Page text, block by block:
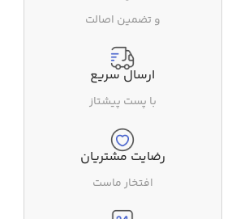
و تضمین اصالت
ارسال سریع
با پست پیشتاز
رضایت مشتریان
افتخار ماست